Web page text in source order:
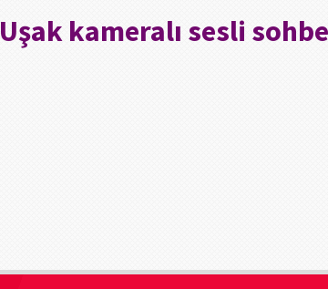
Uşak kameralı sesli